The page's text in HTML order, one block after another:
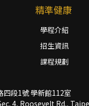
精準健康
學程介紹
招生資訊
課程規劃
段1號 學新館112室
4, Roosevelt Rd.,